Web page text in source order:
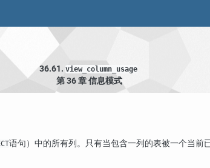
36.61. view_column_usage
第 36 章 信息模式
语句）中的所有列。只有当包含一列的表被一个当前